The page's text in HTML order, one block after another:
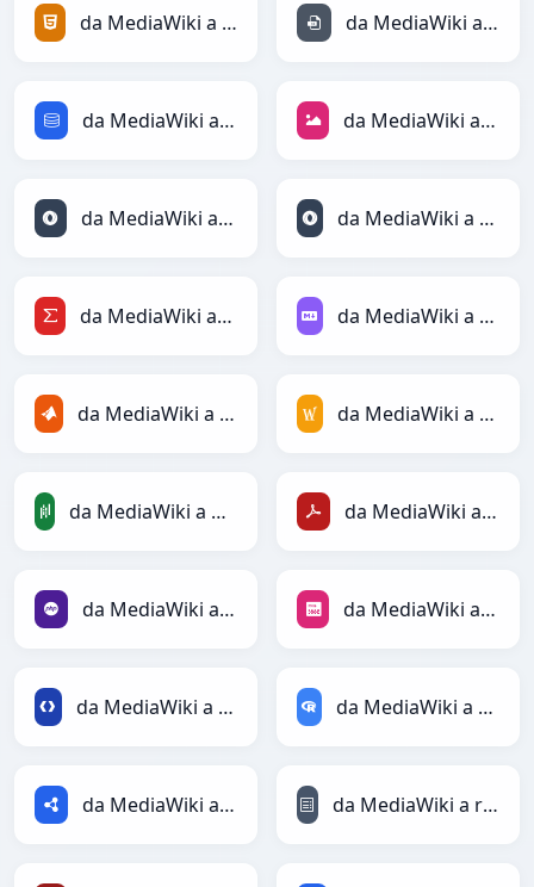
da MediaWiki a HTML da MediaWiki a INI
da MediaWiki a SQL da MediaWiki a JPEG
da MediaWiki a JSON da MediaWiki a JSONLines
da MediaWiki a LaTeX da MediaWiki a Markdown
da MediaWiki a MATLAB da MediaWiki a MediaWiki
da MediaWiki a PandasDataFrame da MediaWiki a PDF
da MediaWiki a PHP da MediaWiki a PNG
da MediaWiki a Protobuf da MediaWiki a RDataFrame
da MediaWiki a RDF da MediaWiki a reStructuredText